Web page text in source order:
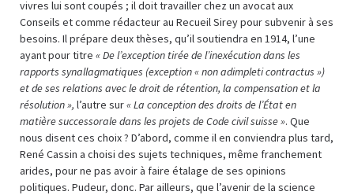
vivres lui sont coupés ; il doit travailler chez un avocat aux
Conseils et comme rédacteur au Recueil Sirey pour subvenir à ses
besoins. Il prépare deux thèses, qu’il soutiendra en 1914, l’une
ayant pour titre « De l’exception tirée de l’inexécution dans les
rapports synallagmatiques (exception « non adimpleti contractus »)
et de ses relations avec le droit de rétention, la compensation et la
résolution », l’autre sur« La conception des droits de l’État en
matière successorale dans les projets de Code civil suisse ». Que
nous disent ces choix ? D’abord, comme il en conviendra plus tard,
René Cassin a choisi des sujets techniques, même franchement
arides, pour ne pas avoir à faire étalage de ses opinions
politiques. Pudeur, donc. Par ailleurs, que l’avenir de la science